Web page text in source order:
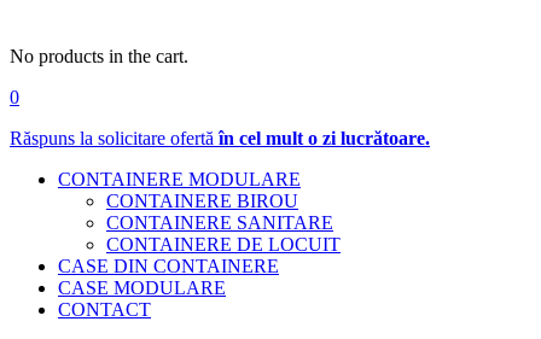
No products in the cart.
0
Răspuns la solicitare ofertăîn cel mult o zi lucrătoare.
CONTAINERE MODULARE
CONTAINERE BIROU
CONTAINERE SANITARE
CONTAINERE DE LOCUIT
CASE DIN CONTAINERE
CASE MODULARE
CONTACT